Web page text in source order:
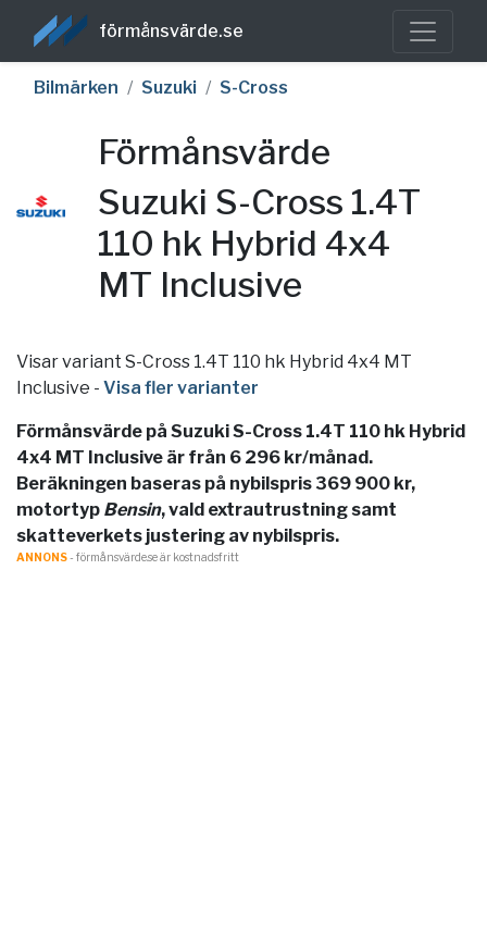
förmånsvärde.se
Bilmärken Suzuki S-Cross
Förmånsvärde
Suzuki S-Cross 1.4T
110 hk Hybrid 4x4
MT Inclusive
Visar variant S-Cross 1.4T 110 hk Hybrid 4x4 MT
Inclusive - Visa fler varianter
Förmånsvärde på Suzuki S-Cross 1.4T 110 hk Hybrid
4x4 MT Inclusive är från 6 296 kr/månad.
Beräkningen baseras på nybilspris 369 900 kr,
motortyp Bensin, vald extrautrustning samt
skatteverkets justering av nybilspris.
ANNONS- förmånsvärde.se är kostnadsfritt